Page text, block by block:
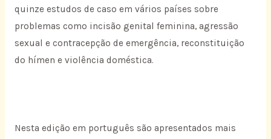
quinze estudos de caso em vários países sobre
problemas como incisão genital feminina, agressão
sexual e contracepção de emergência, reconstituição
do hímen e violência doméstica.
Nesta edição em português são apresentados mais